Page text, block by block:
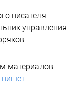
писателя
управления
материалов
пишет